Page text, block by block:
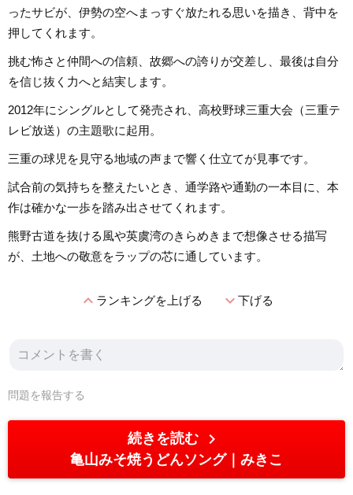
ったサビが、伊勢の空へまっすぐ放たれる思いを描き、背中を
押してくれます。
挑む怖さと仲間への信頼、故郷への誇りが交差し、最後は自分
を信じ抜く力へと結実します。
2012年にシングルとして発売され、高校野球三重大会（三重テ
レビ放送）の主題歌に起用。
三重の球児を見守る地域の声まで響く仕立てが見事です。
試合前の気持ちを整えたいとき、通学路や通勤の一本目に、本
作は確かな一歩を踏み出させてくれます。
熊野古道を抜ける風や英虞湾のきらめきまで想像させる描写
が、土地への敬意をラップの芯に通しています。
expand_lessランキングを上げる expand_more下げる
問題を報告する
続きを読む chevron_right
亀山みそ焼うどんソング みきこ